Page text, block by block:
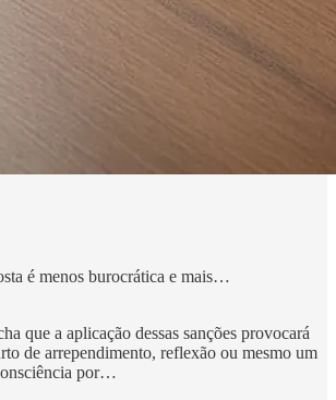
é menos burocrática e mais…
que a aplicação dessas sanções provocará
de arrependimento, reflexão ou mesmo um
por…